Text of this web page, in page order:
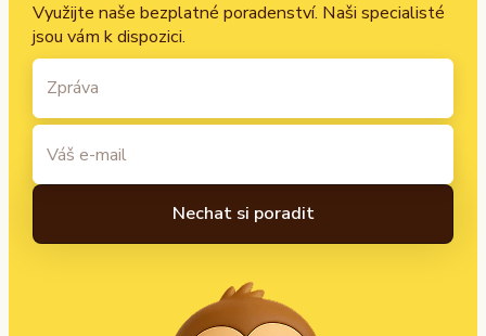
Využijte naše bezplatné poradenství. Naši specialisté
jsou vám k dispozici.